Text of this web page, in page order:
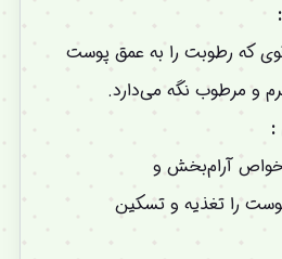
که رطوبت را به عمق پوست
و مرطوب نگه می‌دارد.
:
خواص آرام‌بخش و
را تغذیه و تسکین